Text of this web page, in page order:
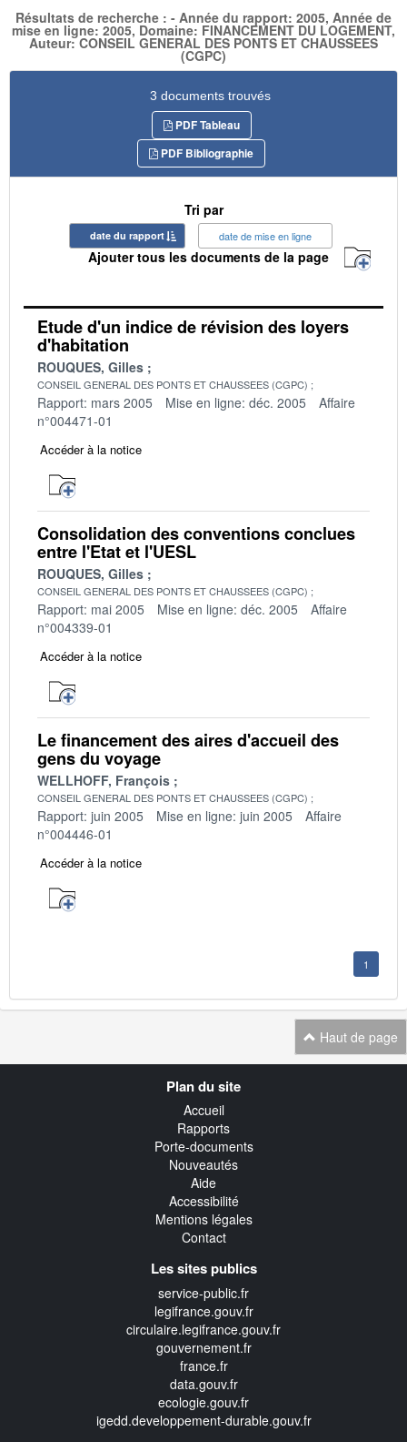
Résultats de recherche : - Année du rapport: 2005, Année de
mise en ligne: 2005, Domaine: FINANCEMENT DU LOGEMENT,
Auteur: CONSEIL GENERAL DES PONTS ET CHAUSSEES
(CGPC)
3 documents trouvés
PDF Tableau
PDF Bibliographie
Tri par
date du rapport date de mise en ligne
Ajouter tous les documents de la page
Etude d'un indice de révision des loyers
d'habitation
ROUQUES, Gilles
CONSEIL GENERAL DES PONTS ET CHAUSSEES (CGPC)
Rapport: mars 2005 Mise en ligne: déc. 2005
Affaire
n°004471-01
Accéder à la notice
Consolidation des conventions conclues
entre l'Etat et l'UESL
ROUQUES, Gilles
CONSEIL GENERAL DES PONTS ET CHAUSSEES (CGPC)
Rapport: mai 2005 Mise en ligne: déc. 2005
Affaire
n°004339-01
Accéder à la notice
Le financement des aires d'accueil des
gens du voyage
WELLHOFF, François
CONSEIL GENERAL DES PONTS ET CHAUSSEES (CGPC)
Rapport: juin 2005 Mise en ligne: juin 2005
Affaire
n°004446-01
Accéder à la notice
1
Haut de page
Plan du site
Accueil
Rapports
Porte-documents
Nouveautés
Aide
Accessibilité
Mentions légales
Contact
Les sites publics
service-public.fr
legifrance.gouv.fr
circulaire.legifrance.gouv.fr
gouvernement.fr
france.fr
data.gouv.fr
ecologie.gouv.fr
igedd.developpement-durable.gouv.fr